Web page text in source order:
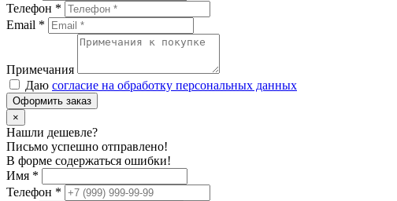
Телефон *
Email *
Примечания
Даю согласие на обработку персональных данных
Оформить заказ
×
Нашли дешевле?
Письмо успешно отправлено!
В форме содержаться ошибки!
Имя *
Телефон *